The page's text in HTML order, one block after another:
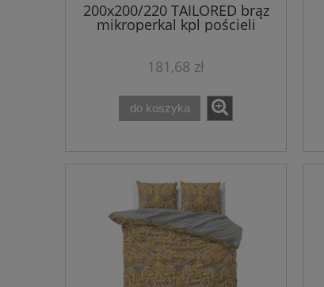
200x200/220 TAILORED brąz
mikroperkal kpl pościeli
181,68 zł
do koszyka